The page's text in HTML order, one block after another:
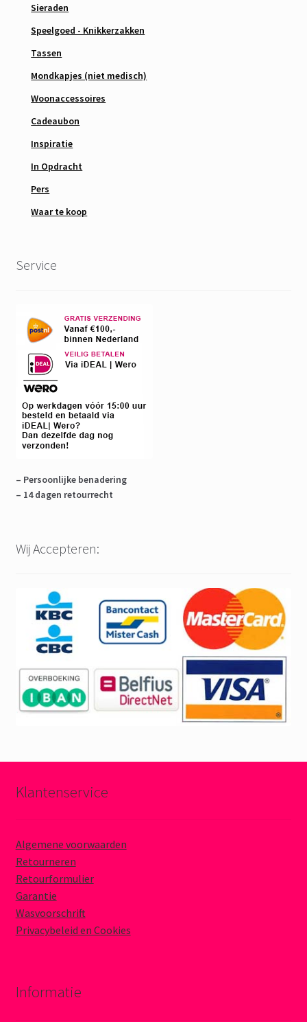
Sieraden
Speelgoed - Knikkerzakken
Tassen
Mondkapjes (niet medisch)
Woonaccessoires
Cadeaubon
Inspiratie
In Opdracht
Pers
Waar te koop
Service
– Persoonlijke benadering
– 14 dagen retourrecht
Wij Accepteren:
Klantenservice
Algemene voorwaarden
Retourneren
Retourformulier
Garantie
Wasvoorschrift
Privacybeleid en Cookies
Informatie